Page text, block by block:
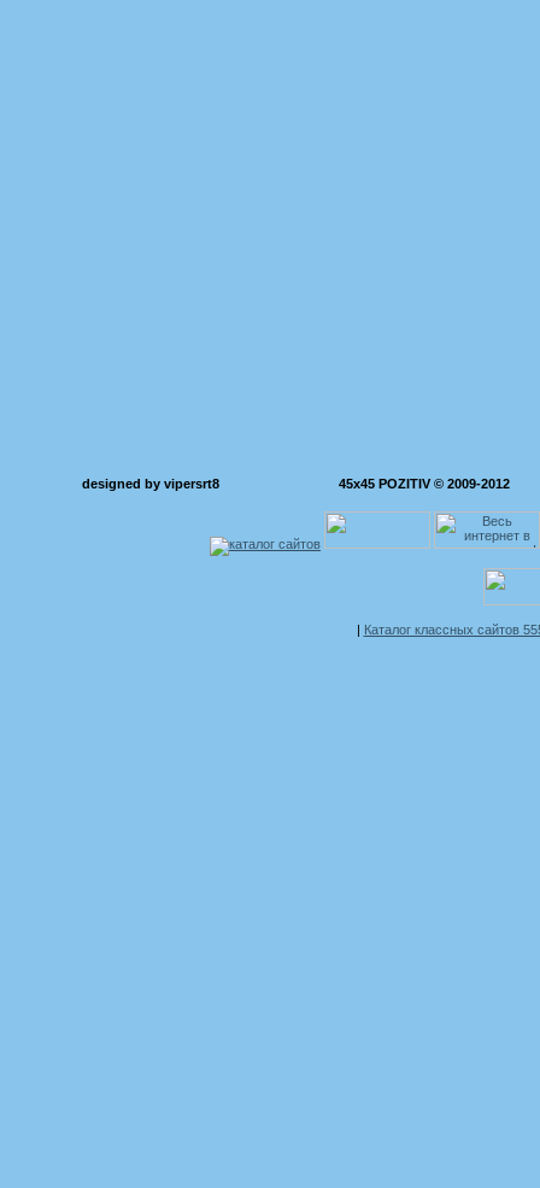
designed by vipersrt8 45x45 POZITIV © 2009-2012
Каталог классных сайтов